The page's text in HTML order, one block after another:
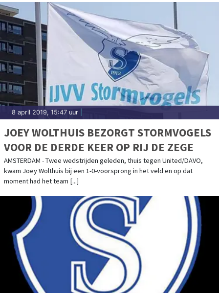
8 april 2019, 15:47 uur
JOEY WOLTHUIS BEZORGT STORMVOGELS
VOOR DE DERDE KEER OP RIJ DE ZEGE
AMSTERDAM - Twee wedstrijden geleden, thuis tegen United/DAVO,
kwam Joey Wolthuis bij een 1-0-voorsprong in het veld en op dat
moment had het team [...]